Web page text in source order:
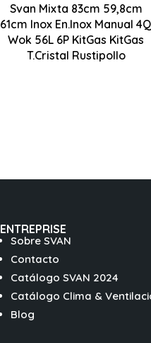
Svan Mixta 83cm 59,8cm
61cm Inox En.Inox Manual 4Q
Wok 56L 6P KitGas KitGas
T.Cristal Rustipollo
Zones de cuisson
4
ENTREPRISE
Sobre SVAN
Contacto
Catálogo SVAN 2024
Catálogo Clima &
Blog